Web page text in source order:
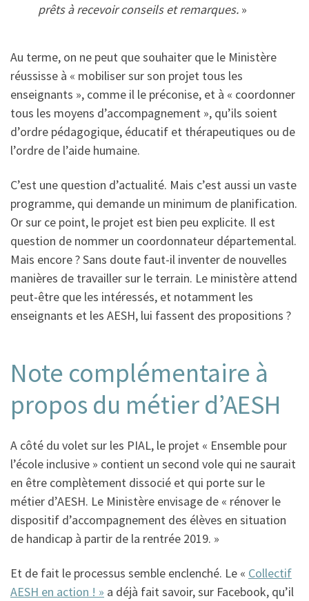
prêts à recevoir conseils et remarques. »
Au terme, on ne peut que souhaiter que le Ministère
réussisse à « mobiliser sur son projet tous les
enseignants », comme il le préconise, et à « coordonner
tous les moyens d’accompagnement », qu’ils soient
d’ordre pédagogique, éducatif et thérapeutiques ou de
l’ordre de l’aide humaine.
C’est une question d’actualité. Mais c’est aussi un vaste
programme, qui demande un minimum de planification.
Or sur ce point, le projet est bien peu explicite. Il est
question de nommer un coordonnateur départemental.
Mais encore ? Sans doute faut-il inventer de nouvelles
manières de travailler sur le terrain. Le ministère attend
peut-être que les intéressés, et notamment les
enseignants et les AESH, lui fassent des propositions ?
Note complémentaire à
propos du métier d’AESH
A côté du volet sur les PIAL, le projet « Ensemble pour
l’école inclusive » contient un second vole qui ne saurait
en être complètement dissocié et qui porte sur le
métier d’AESH. Le Ministère envisage de « rénover le
dispositif d’accompagnement des élèves en situation
de handicap à partir de la rentrée 2019. »
Et de fait le processus semble enclenché. Le « Collectif
AESH en action ! » a déjà fait savoir, sur Facebook, qu’il